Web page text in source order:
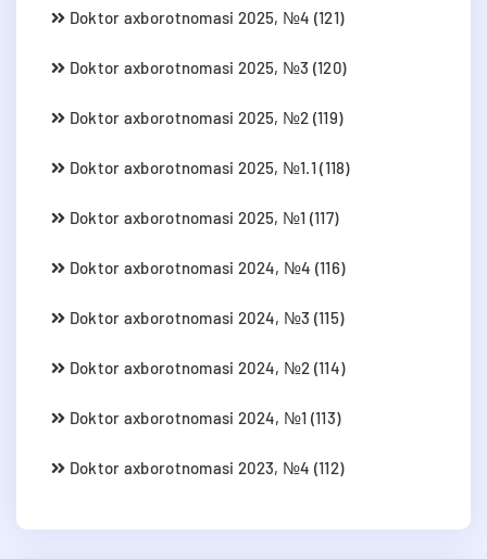
Doktor axborotnomasi 2025, №4 (121)
Doktor axborotnomasi 2025, №3 (120)
Doktor axborotnomasi 2025, №2 (119)
Doktor axborotnomasi 2025, №1.1 (118)
Doktor axborotnomasi 2025, №1 (117)
Doktor axborotnomasi 2024, №4 (116)
Doktor axborotnomasi 2024, №3 (115)
Doktor axborotnomasi 2024, №2 (114)
Doktor axborotnomasi 2024, №1 (113)
Doktor axborotnomasi 2023, №4 (112)